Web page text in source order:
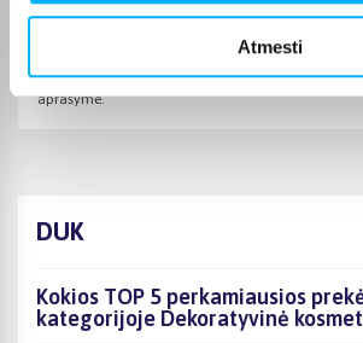
Atmesti
Irena B.
Prekė kokybiška, bet spalva prekės neatitinka
aprašyme.
DUK
Kokios TOP 5 perkamiausios
kategorijoje Dekoratyvinė